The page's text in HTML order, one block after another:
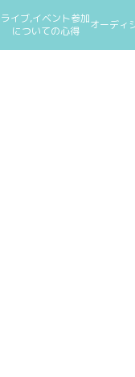
ライブ,イベント参加
についての心得
オーディ